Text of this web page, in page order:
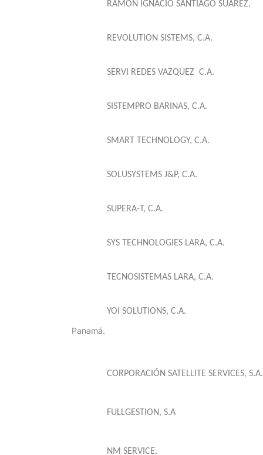
RAMON IGNACIO SANTIAGO SUAREZ.
REVOLUTION SISTEMS, C.A.
SERVI REDES VAZQUEZ C.A.
SISTEMPRO BARINAS, C.A.
SMART TECHNOLOGY, C.A.
SOLUSYSTEMS J&P, C.A.
SUPERA-T, C.A.
SYS TECHNOLOGIES LARA, C.A.
TECNOSISTEMAS LARA, C.A.
YOI SOLUTIONS, C.A.
Panamá.
CORPORACIÓN SATELLITE SERVICES, S.A.
FULLGESTION, S.A
NM SERVICE.